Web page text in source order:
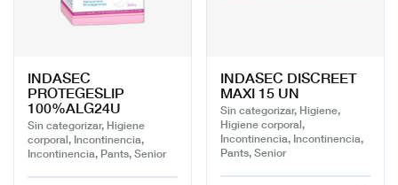
INDASEC
PROTEGESLIP
100%ALG24U
Sin categorizar, Higiene
corporal, Incontinencia,
Incontinencia, Pants, Senior
INDASEC DISCREET
MAXI 15 UN
Sin categorizar, Higiene,
Higiene corporal,
Incontinencia, Incontinencia,
Pants, Senior